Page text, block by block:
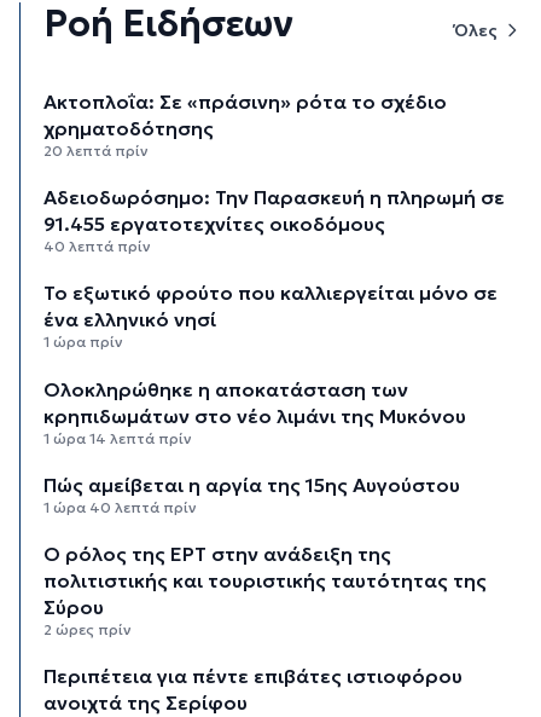
Ροή Ειδήσεων Όλες
Aκτοπλοΐα: Σε «πράσινη» ρότα το σχέδιο
χρηματοδότησης
20 λεπτά πρίν
Αδειοδωρόσημο: Την Παρασκευή η πληρωμή σε
91.455 εργατοτεχνίτες οικοδόμους
40 λεπτά πρίν
Το εξωτικό φρούτο που καλλιεργείται μόνο σε
ένα ελληνικό νησί
1 ώρα πρίν
Ολοκληρώθηκε η αποκατάσταση των
κρηπιδωμάτων στο νέο λιμάνι της Μυκόνου
1 ώρα 14 λεπτά πρίν
Πώς αμείβεται η αργία της 15ης Αυγούστου
1 ώρα 40 λεπτά πρίν
Ο ρόλος της ΕΡΤ στην ανάδειξη της
πολιτιστικής και τουριστικής ταυτότητας της
Σύρου
2 ώρες πρίν
Περιπέτεια για πέντε επιβάτες ιστιοφόρου
ανοιχτά της Σερίφου